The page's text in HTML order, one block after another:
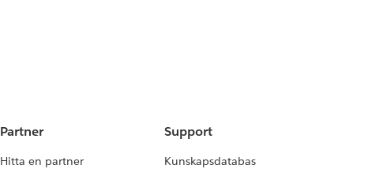
Partner
Hitta en partner
Support
Kunskapsdatabas